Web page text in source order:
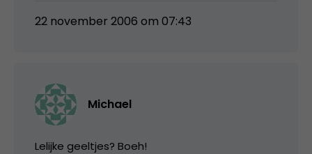
22 november 2006 om 07:43
Michael
Lelijke geeltjes? Boeh!